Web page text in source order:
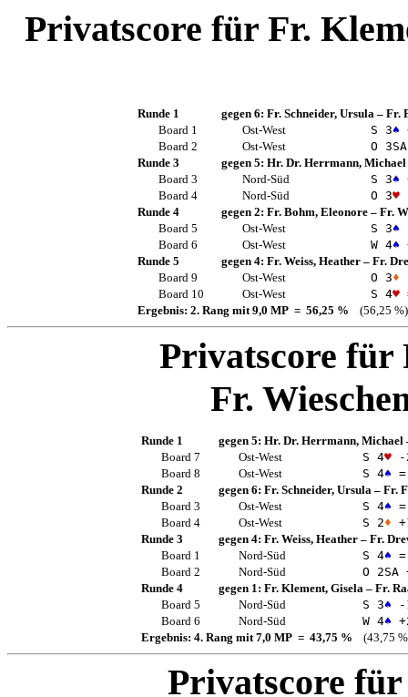
Privatscore für Fr.
Runde 1 gegen 6: Fr. Schneider, Ursula – Fr.
Board 1
Ost-West S 3♠
Board 2
Ost-West O 3SA
Runde 3
gegen 5: Hr. Dr. Herrmann, Michael
Board 3
Nord-Süd S 3♠
Board 4
Nord-Süd O 3♥
Runde 4
gegen 2: Fr. Bohm, Eleonore – Fr.
Board 5
Ost-West S 3♠
Board 6
Ost-West W 4♠
Runde 5
gegen 4: Fr. Weiss, Heather – Fr.
Board 9
Ost-West O 3♦
Board 10
Ost-West S 4♥
Ergebnis: 2. Rang mit 9,0 MP = 56,25 % (56,25
Privatscore für
Fr.
Runde 1 gegen 5: Hr. Dr. Herrmann, Michael
Board 7
Ost-West S 4♥-
Board 8
Ost-West S 4♠ =
Runde 2
gegen 6: Fr. Schneider, Ursula – Fr.
Board 3
Ost-West S 4♠ =
Board 4
Ost-West S 2♦
Runde 3
gegen 4: Fr. Weiss, Heather– Fr.
Board 1
Nord-Süd S 4♠ =
Board 2
Nord-Süd O 2SA
Runde 4
gegen 1: Fr. Klement, Gisela – Fr.
Board 5
Nord-Süd S 3♠ -
Board 6
Nord-Süd W 4♠
Ergebnis: 4. Rang mit 7,0 MP = 43,75 % (43,75
Privatscore